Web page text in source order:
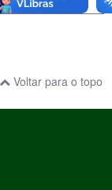
Voltar para o topo